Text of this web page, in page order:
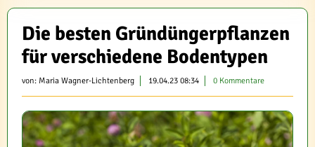
Die besten Gründüngerpflanzen
für verschiedene Bodentypen
von: Maria Wagner-Lichtenberg 19.04.23 08:34 0 Kommentare